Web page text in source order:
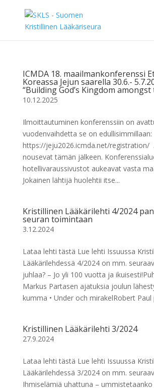
ICMDA 18. maailmankonferenssi
Koreassa Jejun saarella 30.6.-
“Building God’s Kingdom
10.12.2025
Ilmoittautuminen konferenssiin on
vuodenvaihdetta se on edullisimmillaan:
https://jeju2026.icmda.net/registration/
nousevat tämän jälkeen.
hotellivaraussivustot aukeavat vasta
Jokainen lähtijä huolehtii itse...
Kristillinen Lääkärilehti 4/2024
seuran toimintaan
3.12.2024
Lataa lehti tästä Lue lehti Issuussa
Lääkärilehdessä 4/2024 on mm.
juhlaa? – Jo yli 100 vuotta ja
Markus Partasen ajatuksia joulun
kumma • Under och mirakelRobert Paul
Kristillinen Lääkärilehti 3/2024
27.9.2024
Lataa lehti tästä Lue lehti Issuussa
Lääkärilehdessä 3/2024 on mm.
Ihmiselämiä uhattuna –